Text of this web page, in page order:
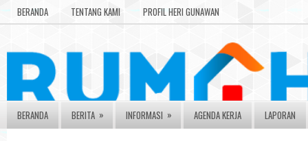
BERANDA TENTANG KAMI PROFIL HERI GUNAWAN
BERANDA BERITA » INFORMASI » AGENDA KERJA LAPORAN